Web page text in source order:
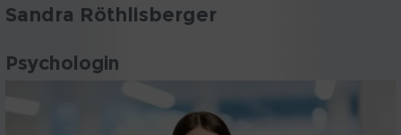
Sandra Röthlisberger
Psychologin